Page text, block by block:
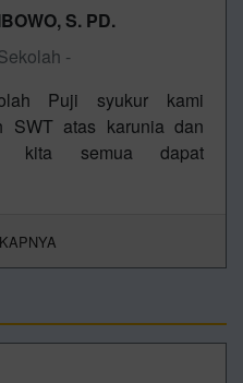
S. PD.
-
Puji syukur kami
SWT atas karunia dan
kita semua dapat